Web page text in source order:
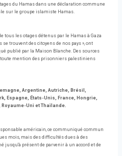
du Hamas dans une déclaration commune
sur le groupe islamiste Hamas.
tous les otages détenus par le Hamas à Gaza
trouvent des citoyens de nos pays », ont
publié par la Maison Blanche. Des sources
mention des prisonniers palestiniens
Argentine, Autriche, Brésil,
Espagne, États-Unis, France, Hongrie,
Uni et Thaïlande.
américain, ce communiqué commun
mois, mais des difficultés dues à des
jusqu'à présent de parvenir à un accord et de